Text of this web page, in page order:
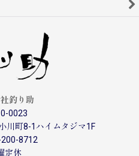
釣り助
0023
川町8-1ハイムタジマ1F
8712
定休